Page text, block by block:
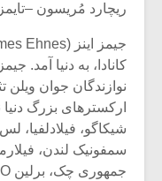
ریچارد مُریسون –تایمز
کانادا، به دنیا آمد.
نوازندگان جوان ویلن
ارکسترهای بزرگ
شیکاگو، فیلادلفیا،
سمفونیک لندن،